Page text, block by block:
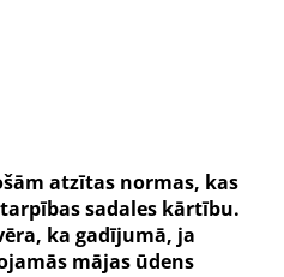
atzītas normas, kas
sadales kārtību.
ka gadījumā, ja
mājas ūdens